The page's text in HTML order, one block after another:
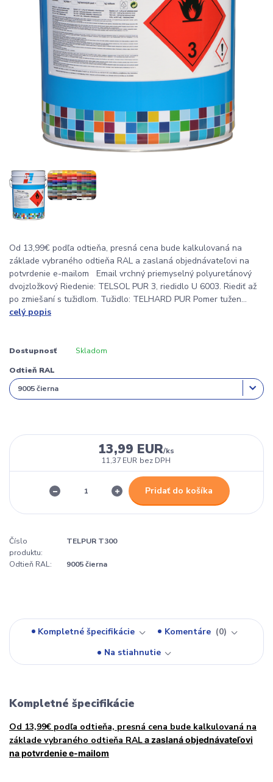
Od 13,99€ podľa odtieňa, presná cena bude kalkulovaná na
základe vybraného odtieňa RAL a zaslaná objednávateľovi na
potvrdenie e-mailom Email vrchný priemyselný polyuretánový
dvojzložkový Riedenie: TELSOL PUR 3, riedidlo U 6003. Riediť až
po zmiešaní s tužidlom. Tužidlo: TELHARD PUR Pomer tužen...
celý popis
Dostupnosť Skladom
Odtieň RAL
13,99 EUR/ks
11,37 EUR bez DPH
Pridať do košíka
Číslo
produktu:
TELPUR T300
Odtieň RAL: 9005 čierna
Kompletné špecifikácie Komentáre
0
Na stiahnutie
Kompletné špecifikácie
Od 13,99€ podľa odtieňa, presná cena bude kalkulovaná na
základe vybraného odtieňa RALa zaslaná objednávateľovi
na potvrdenie e-mailom